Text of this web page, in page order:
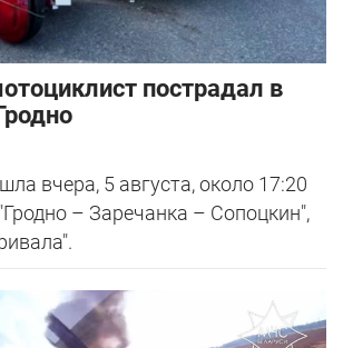
пострадал в
вчера, 5 августа, около 17:20
– Заречанка – Сопоцкин",